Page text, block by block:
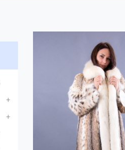
+
+